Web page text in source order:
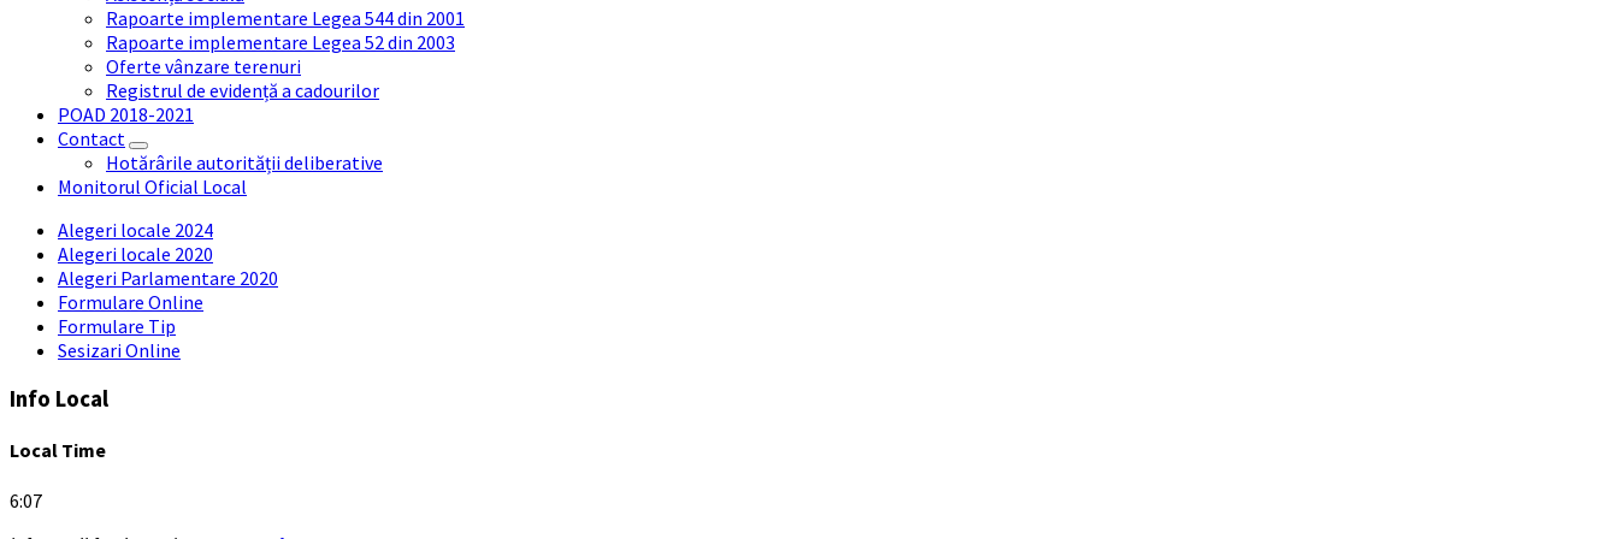
Rapoarte implementare Legea 544 din 2001
Rapoarte implementare Legea 52 din 2003
Oferte vânzare terenuri
Registrul de evidență a cadourilor
POAD 2018-2021
Contact
Hotărârile autorității deliberative
Monitorul Oficial Local
Alegeri locale 2024
Alegeri locale 2020
Alegeri Parlamentare 2020
Formulare Online
Formulare Tip
Sesizari Online
Info Local
Local Time
6:07